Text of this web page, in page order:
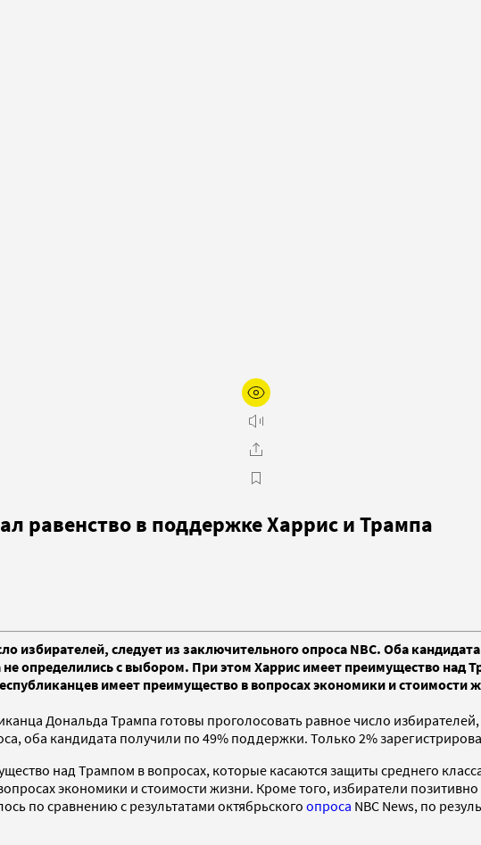
равенство в поддержке Харрис и Трампа
избирателей, следует из заключительного опроса NBC. Оба
определились с выбором. При этом Харрис имеет преимущество над
имеет преимущество в вопросах экономики и стоимости
Дональда Трампа готовы проголосовать равное число избирателей,
оба кандидата получили по 49% поддержки. Только 2%
над Трампом в вопросах, которые касаются защиты среднего
экономики и стоимости жизни. Кроме того, избиратели
по сравнению с результатами октябрьского опроса NBC News, по